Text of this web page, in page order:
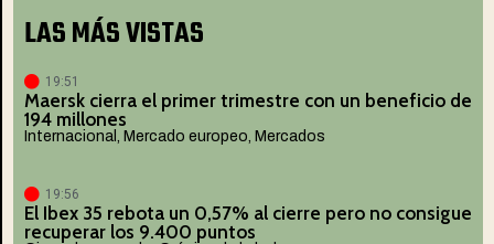
LAS MÁS VISTAS
19:51
Maersk cierra el primer trimestre con un beneficio de
194 millones
Internacional , Mercado europeo, Mercados
19:56
El Ibex 35 rebota un 0,57% al cierre pero no consigue
recuperar los 9.400 puntos